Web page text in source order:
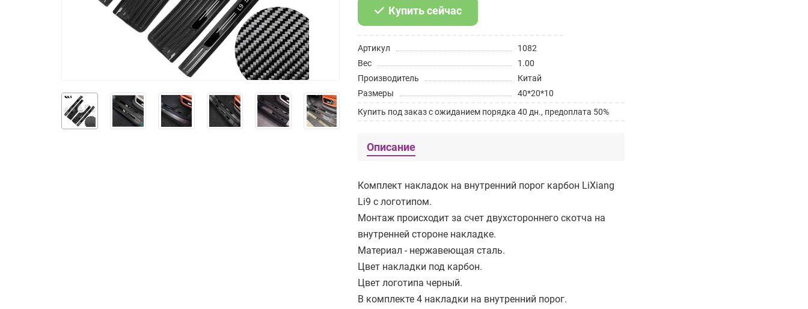
Купить сейчас
Артикул
1082
Вес
1.00
Производитель
Китай
Размеры
40*20*10
Купить под заказ с ожиданием порядка 40 дн., предоплата 50%
Описание
Комплект накладок на внутренний порог карбон LiXiang
Li9 с логотипом.
Монтаж происходит за счет двухстороннего скотча на
внутренней стороне накладке.
Материал - нержавеющая сталь.
Цвет накладки под карбон.
Цвет логотипа черный.
В комплекте 4 накладки на внутренний порог.